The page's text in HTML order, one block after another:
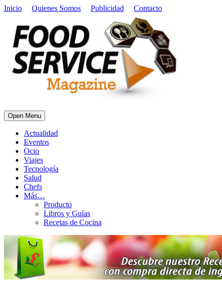
Inicio Quienes Somos Publicidad Contacto
Open Menu
Actualidad
Eventos
Ocio
Viajes
Tecnología
Salud
Chefs
Más…
Producto
Libros y Guías
Recetas de Cocina